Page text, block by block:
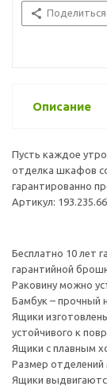
Поделиться
Описание
Пусть каждое
отделка шкафов
гарантированно
Артикул: 193.235.66
Бесплатно 10 лет
гарантийной
Раковину можно
Бамбук – прочный
Ящики
устойчивого к
Ящики с плавным
Размер отделений
Ящики